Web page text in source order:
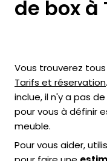
de box à
Vous trouverez
Tarifs et réservation
inclue, il n'y a pas
pour vous à définir
meuble.
Pour vous aider,